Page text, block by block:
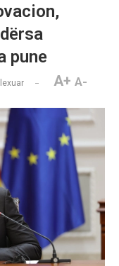
pune
A+ A-